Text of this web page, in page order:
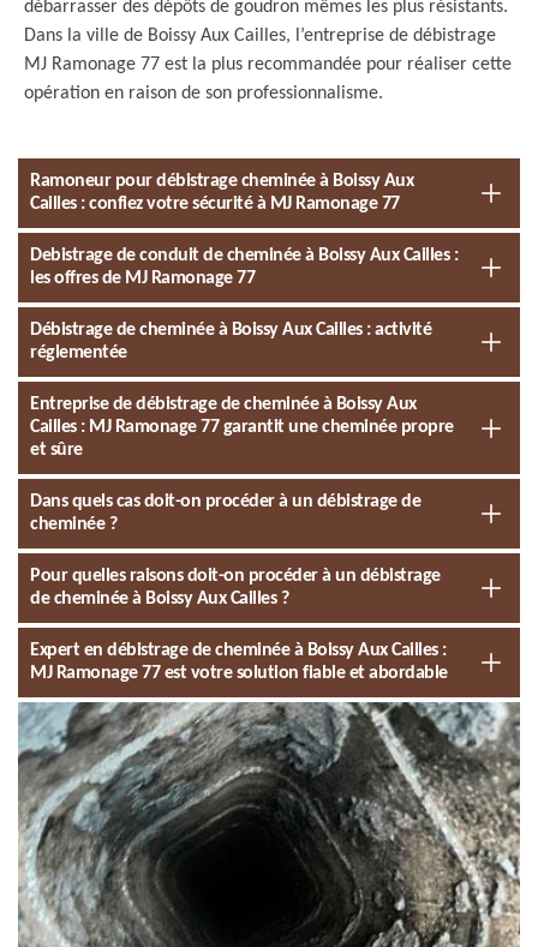
débarrasser des dépôts de goudron mêmes les plus résistants.
Dans la ville de Boissy Aux Cailles, l’entreprise de débistrage
MJ Ramonage 77 est la plus recommandée pour réaliser cette
opération en raison de son professionnalisme.
Ramoneur pour débistrage cheminée à Boissy Aux
Cailles : confiez votre sécurité à MJ Ramonage 77
Debistrage de conduit de cheminée à Boissy Aux Cailles :
les offres de MJ Ramonage 77
Débistrage de cheminée à Boissy Aux Cailles : activité
réglementée
Entreprise de débistrage de cheminée à Boissy Aux
Cailles : MJ Ramonage 77 garantit une cheminée propre
et sûre
Dans quels cas doit-on procéder à un débistrage de
cheminée ?
Pour quelles raisons doit-on procéder à un débistrage
de cheminée à Boissy Aux Cailles ?
Expert en débistrage de cheminée à Boissy Aux Cailles :
MJ Ramonage 77 est votre solution fiable et abordable